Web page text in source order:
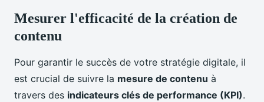
Mesurer l'efficacité de la création de
contenu
Pour garantir le succès de votre stratégie digitale, il
est crucial de suivre la mesure de contenu à
travers des indicateurs clés de performance (KPI).